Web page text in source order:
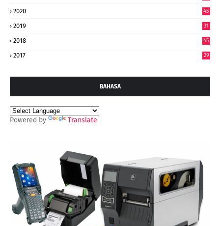
2020 45
2019 31
2018 45
2017 29
BAHASA
Powered by Translate